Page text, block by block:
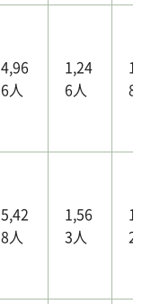
4,96
6人
1,24
6人
8
5,42
8人
1,56
3人
2